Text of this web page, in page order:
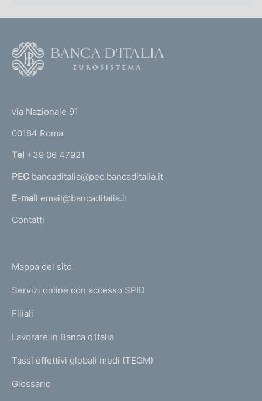
r
n
a
l
'
m
e
a
g
via Nazionale 91
00184 Roma
Tel +39 06 47921
PEC bancaditalia@pec.bancaditalia.it
E-mail email@bancaditalia.it
Contatti
L
N
K
T
I
I
Mappa del sito
Servizi online con accesso SPID
Filiali
Lavorare in Banca d'Italia
Tassi effettivi globali medi (TEGM)
Glossario